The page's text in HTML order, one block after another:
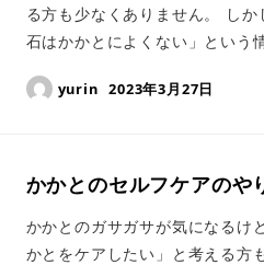
る方も少なくありません。 し
石はかかとによくない」とい
yurin 2023年3月27日
かかとのセルフケアのや
かかとのガサガサが気になるけ
かとをケアしたい」と考える方